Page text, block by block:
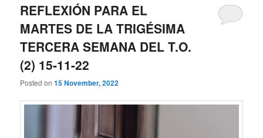
REFLEXIÓN PARA EL
MARTES DE LA TRIGÉSIMA
TERCERA SEMANA DEL T.O.
(2) 15-11-22
Posted on15 November, 2022